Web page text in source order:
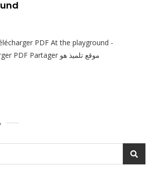
PDF At the playground -
description Télécharger PDF Partager موقع تلميذ هو